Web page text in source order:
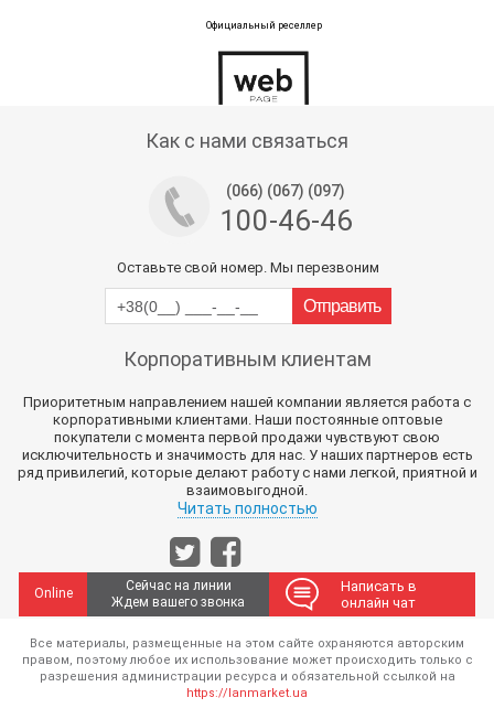
Официальный реселлер
Как с нами связаться
(066) (067) (097)
100-46-46
Оставьте свой номер. Мы перезвоним
Корпоративным клиентам
Приоритетным направлением нашей компании является работа с
корпоративными клиентами. Наши постоянные оптовые
покупатели с момента первой продажи чувствуют свою
исключительность и значимость для нас. У наших партнеров есть
ряд привилегий, которые делают работу с нами легкой, приятной и
взаимовыгодной.
Читать полностью
Online
Сейчас на линии
Ждем вашего звонка
Написать в
онлайн чат
Все материалы, размещенные на этом сайте охраняются авторским
правом, поэтому любое их использование может происходить только с
разрешения администрации ресурса и обязательной ссылкой на
https://lanmarket.ua